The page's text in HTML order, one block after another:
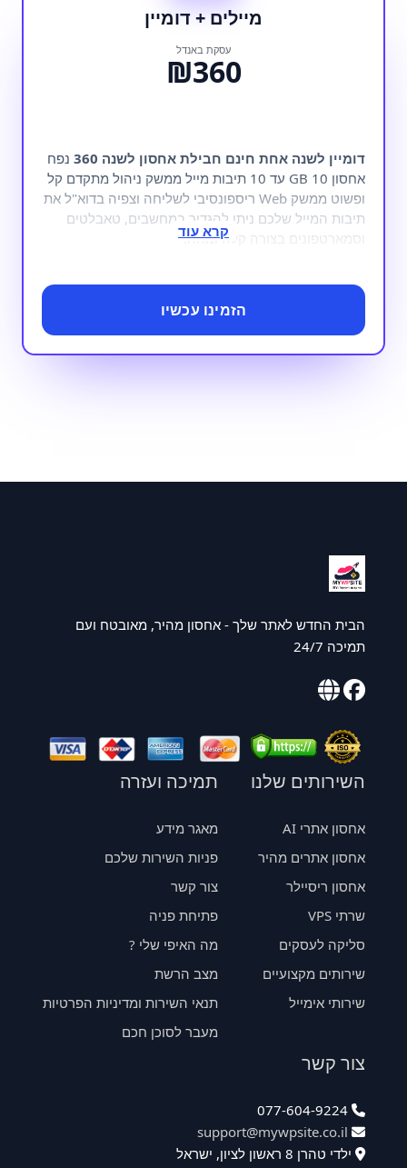
מיילים + דומיין
עסקת באנדל
₪360
דומיין לשנה אחת חינם חבילת אחסון לשנה 360
נפח
אחסון 10 GB עד 10 תיבות מייל ממשק ניהול מתקדם קל
ופשוט ממשק Web ריספונסיבי לשליחה וצפיה בדוא"ל את
תיבות המייל שלכם ניתן להגדיר במחשבים, טאבלטים
וסמארטפונים בצורה קלה ונוחה.
הזמינו עכשיו
הבית החדש לאתר שלך - אחסון מהיר, מאובטח ועם
תמיכה 24/7
השירותים שלנו
אחסון אתרי AI
אחסון אתרים מהיר
אחסון ריסיילר
שרתי VPS
סליקה לעסקים
שירותים מקצועיים
שירותי אימייל
תמיכה ועזרה
מאגר מידע
פניות השירות שלכם
צור קשר
פתיחת פניה
מה האיפי שלי ?
מצב הרשת
תנאי השירות ומדיניות הפרטיות
מעבר לסוכן חכם
צור קשר
077-604-9224
support@mywpsite.co.il
ילדי טהרן 8 ראשון לציון, ישראל